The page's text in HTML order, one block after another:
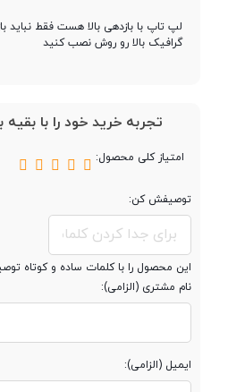
نوع حافظه رم
قابلیت ارتقاء رم Up to 36GB
لپ تاپ با بازدهی بالا هست فقط نباید
گرافیک بالا رو روش نصب کنید
تجربه خرید خود را با بقیه
امتیاز کلی محصول:
توصیفش کن:
این محصول را با کلمات ساده و کوتاه
نام مشتری (الزامی):
ایمیل (الزامی):